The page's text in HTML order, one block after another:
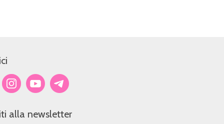
alla newsletter